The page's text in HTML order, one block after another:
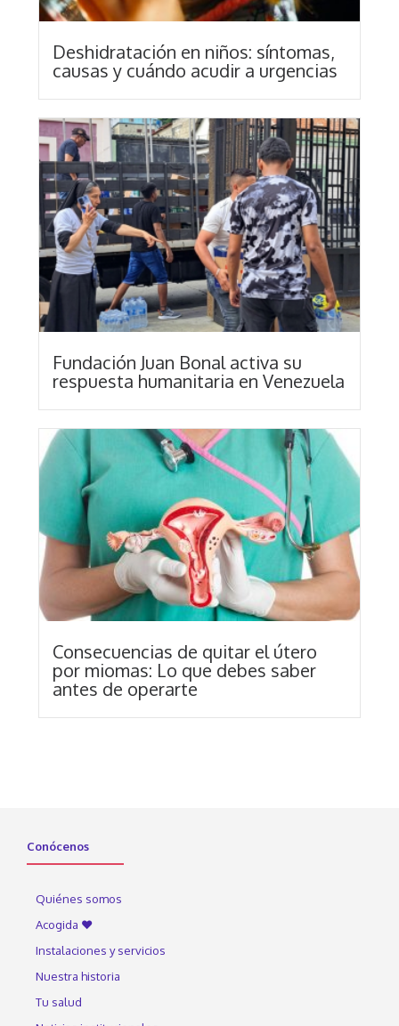
Deshidratación en niños: síntomas,
causas y cuándo acudir a urgencias
Fundación Juan Bonal activa su
respuesta humanitaria en Venezuela
Consecuencias de quitar el útero
por miomas: Lo que debes saber
antes de operarte
Conócenos
Quiénes somos
Acogida ♥
Instalaciones y servicios
Nuestra historia
Tu salud